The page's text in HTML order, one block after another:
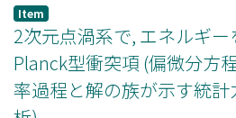
30235238
Item
2次元点渦系で, エネルギ
Planck型衝突項 (偏微分方
率過程と解の族が示す統